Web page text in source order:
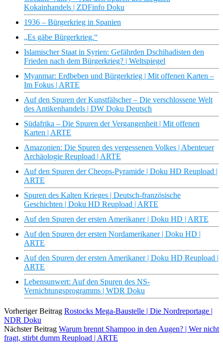
Kokainhandels | ZDFinfo Doku
1936 – Bürgerkrieg in Spanien
„Es gäbe Bürgerkrieg.“
Islamischer Staat in Syrien: Gefährden Dschihadisten den
Frieden nach dem Bürgerkrieg? | Weltspiegel
Myanmar: Erdbeben und Bürgerkrieg | Mit offenen Karten –
Im Fokus | ARTE
Auf den Spuren der Kunstfälscher – Die verschlossene Welt
des Antikenhandels | DW Doku Deutsch
Südafrika – Die Spuren der Vergangenheit | Mit offenen
Karten | ARTE
Amazonien: Die Spuren des vergessenen Volkes | Abenteuer
Archäologie Reupload | ARTE
Auf den Spuren der Cheops-Pyramide | Doku HD Reupload |
ARTE
Spuren des Kalten Krieges | Deutsch-französische
Geschichten | Doku HD Reupload | ARTE
Auf den Spuren der ersten Amerikaner | Doku HD | ARTE
Auf den Spuren der ersten Nordamerikaner | Doku HD |
ARTE
Auf den Spuren der ersten Amerikaner | Doku HD Reupload |
ARTE
Lebensunwert: Auf den Spuren des NS-
Vernichtungsprogramms | WDR Doku
Vorheriger Beitrag Rostocks Mega-Baustelle | Die Nordreportage |
NDR Doku
Nächster Beitrag Warum brennt Shampoo in den Augen? | Wer nicht
fragt, stirbt dumm Reupload | ARTE